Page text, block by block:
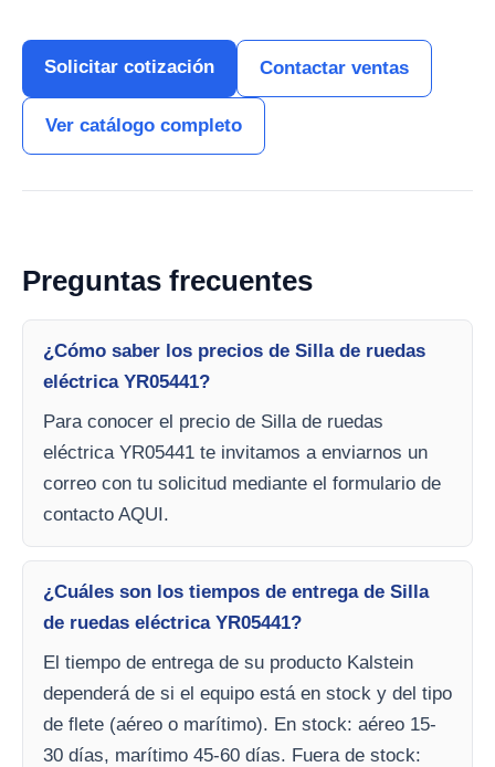
Solicitar cotización Contactar ventas
Ver catálogo completo
Preguntas frecuentes
¿Cómo saber los precios de Silla de ruedas
eléctrica YR05441?
Para conocer el precio de Silla de ruedas
eléctrica YR05441 te invitamos a enviarnos un
correo con tu solicitud mediante el formulario de
contacto AQUI.
¿Cuáles son los tiempos de entrega de Silla
de ruedas eléctrica YR05441?
El tiempo de entrega de su producto Kalstein
dependerá de si el equipo está en stock y del tipo
de flete (aéreo o marítimo). En stock: aéreo 15-
30 días, marítimo 45-60 días. Fuera de stock: